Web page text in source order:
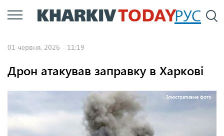
Перейти
до
РУС
01 червня, 2026 - 11:19
Дрон атакував заправку в Харкові
Ілюстративне фото